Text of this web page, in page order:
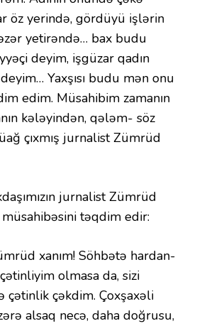
öz yerində, gördüyü işlərin
yetirəndə… bax budu
deyim, işgüzar qadın
Yaxşısı budu mən onu
edim. Müsahibim zamanın
kələyindən, qələm- söz
çıxmış jurnalist Zümrüd
jurnalist Zümrüd
təqdim edir:
xanım! Söhbətə hardan-
olmasa da, sizi
çətinlik çəkdim. Çoxşaxəli
alsaq necə, daha doğrusu,